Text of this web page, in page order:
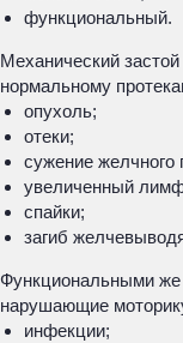
функциональный.
Механический
нормальному
опухоль;
отеки;
сужение желчного
увеличенный
спайки;
загиб
Функциональными
нарушающие
инфекции;